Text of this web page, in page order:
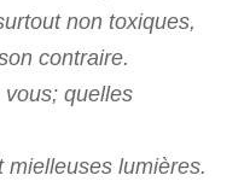
non toxiques,
contraire.
vous; quelles
lumières.